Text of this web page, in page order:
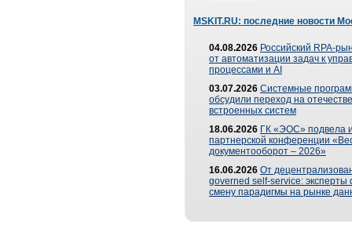
MSKIT.RU: последние новости
04.08.2026 Российский RPA-
от автоматизации задач к
процессами и AI
03.07.2026 Системные
обсудили переход на
встроенных систем
18.06.2026 ГК «ЭОС» подвела
партнерской конференции
документооборот – 2026»
16.06.2026 От
governed self-service: эксперты
смену парадигмы на рынке